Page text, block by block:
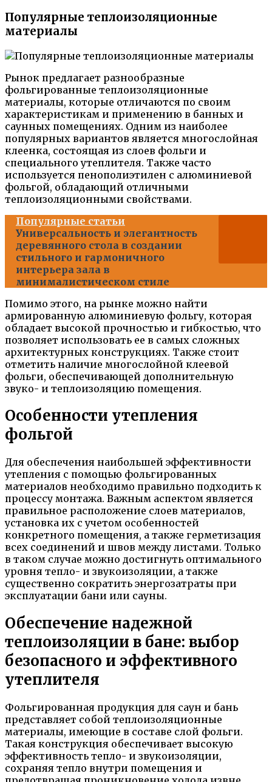
Популярные теплоизоляционные
материалы
Рынок предлагает разнообразные
фольгированные теплоизоляционные
материалы, которые отличаются по своим
характеристикам и применению в банных и
саунных помещениях. Одним из наиболее
популярных вариантов является многослойная
клеенка, состоящая из слоев фольги и
специального утеплителя. Также часто
используется пенополиэтилен с алюминиевой
фольгой, обладающий отличными
теплоизоляционными свойствами.
Популярные статьи
Универсальность и элегантность
деревянного стола в создании
стильного и гармоничного
интерьера зала в
минималистическом стиле
Помимо этого, на рынке можно найти
армированную алюминиевую фольгу, которая
обладает высокой прочностью и гибкостью, что
позволяет использовать ее в самых сложных
архитектурных конструкциях. Также стоит
отметить наличие многослойной клеевой
фольги, обеспечивающей дополнительную
звуко- и теплоизоляцию помещения.
Особенности утепления
фольгой
Для обеспечения наибольшей эффективности
утепления с помощью фольгированных
материалов необходимо правильно подходить к
процессу монтажа. Важным аспектом является
правильное расположение слоев материалов,
установка их с учетом особенностей
конкретного помещения, а также герметизация
всех соединений и швов между листами. Только
в таком случае можно достигнуть оптимального
уровня тепло- и звукоизоляции, а также
существенно сократить энергозатраты при
эксплуатации бани или сауны.
Обеспечение надежной
теплоизоляции в бане: выбор
безопасного и эффективного
утеплителя
Фольгированная продукция для саун и бань
представляет собой теплоизоляционные
материалы, имеющие в составе слой фольги.
Такая конструкция обеспечивает высокую
эффективность тепло- и звукоизоляции,
сохраняя тепло внутри помещения и